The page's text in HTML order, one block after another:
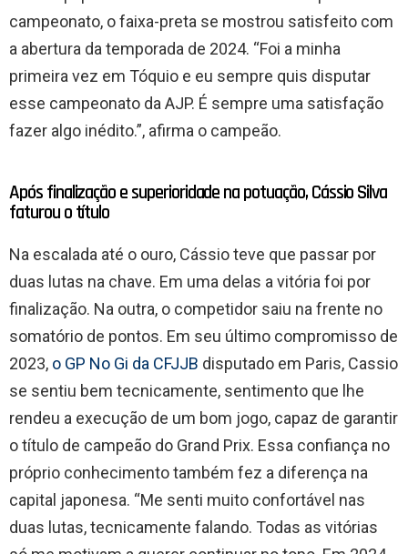
campeonato, o faixa-preta se mostrou satisfeito com
a abertura da temporada de 2024. “Foi a minha
primeira vez em Tóquio e eu sempre quis disputar
esse campeonato da AJP. É sempre uma satisfação
fazer algo inédito.”, afirma o campeão.
Após finalização e superioridade na potuação, Cássio Silva
faturou o título
Na escalada até o ouro, Cássio teve que passar por
duas lutas na chave. Em uma delas a vitória foi por
finalização. Na outra, o competidor saiu na frente no
somatório de pontos. Em seu último compromisso de
2023, o GP No Gi da CFJJB disputado em Paris, Cassio
se sentiu bem tecnicamente, sentimento que lhe
rendeu a execução de um bom jogo, capaz de garantir
o título de campeão do Grand Prix. Essa confiança no
próprio conhecimento também fez a diferença na
capital japonesa. “Me senti muito confortável nas
duas lutas, tecnicamente falando. Todas as vitórias